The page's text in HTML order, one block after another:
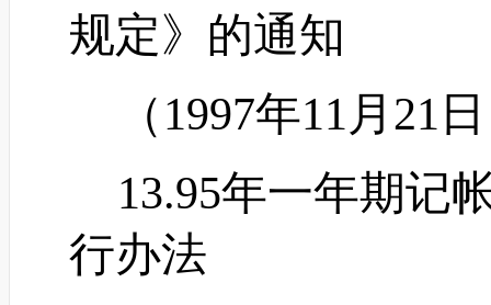
规定》的通知
（1997年11月21
13.95年一年期记
行办法